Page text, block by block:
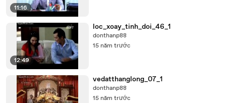
11:16
12:49
loc_xoay_tinh_doi_46_1
donthanp88
15 năm trước
vedatthanglong_07_1
donthanp88
15 năm trước